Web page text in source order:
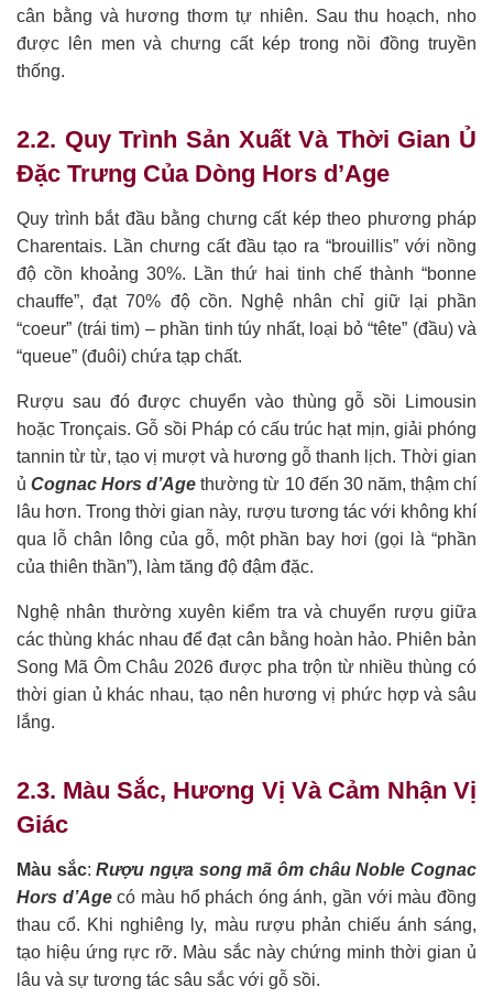
cân bằng và hương thơm tự nhiên. Sau thu hoạch, nho
được lên men và chưng cất kép trong nồi đồng truyền
thống.
2.2. Quy Trình Sản Xuất Và Thời Gian Ủ
Đặc Trưng Của Dòng Hors d’Age
Quy trình bắt đầu bằng chưng cất kép theo phương pháp
Charentais. Lần chưng cất đầu tạo ra “brouillis” với nồng
độ cồn khoảng 30%. Lần thứ hai tinh chế thành “bonne
chauffe”, đạt 70% độ cồn. Nghệ nhân chỉ giữ lại phần
“coeur” (trái tim) – phần tinh túy nhất, loại bỏ “tête” (đầu) và
“queue” (đuôi) chứa tạp chất.
Rượu sau đó được chuyển vào thùng gỗ sồi Limousin
hoặc Tronçais. Gỗ sồi Pháp có cấu trúc hạt mịn, giải phóng
tannin từ từ, tạo vị mượt và hương gỗ thanh lịch. Thời gian
ủCognac Hors d’Age thường từ 10 đến 30 năm, thậm chí
lâu hơn. Trong thời gian này, rượu tương tác với không khí
qua lỗ chân lông của gỗ, một phần bay hơi (gọi là “phần
của thiên thần”), làm tăng độ đậm đặc.
Nghệ nhân thường xuyên kiểm tra và chuyển rượu giữa
các thùng khác nhau để đạt cân bằng hoàn hảo. Phiên bản
Song Mã Ôm Châu 2026 được pha trộn từ nhiều thùng có
thời gian ủ khác nhau, tạo nên hương vị phức hợp và sâu
lắng.
2.3. Màu Sắc, Hương Vị Và Cảm Nhận Vị
Giác
Màu sắc:Rượu ngựa song mã ôm châu Noble Cognac
Hors d’Agecó màu hổ phách óng ánh, gần với màu đồng
thau cổ. Khi nghiêng ly, màu rượu phản chiếu ánh sáng,
tạo hiệu ứng rực rỡ. Màu sắc này chứng minh thời gian ủ
lâu và sự tương tác sâu sắc với gỗ sồi.